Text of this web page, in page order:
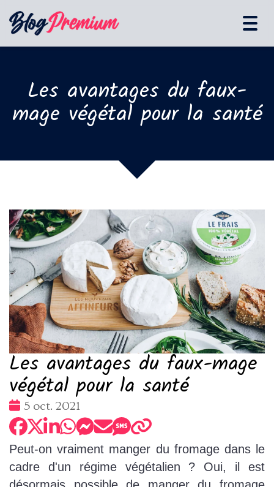
Les avantages du faux-
mage végétal pour la santé
Les avantages du faux-mage
végétal pour la santé
Date
:
5 oct. 2021
Peut-on vraiment manger du fromage dans le
cadre d'un régime végétalien ? Oui, il est